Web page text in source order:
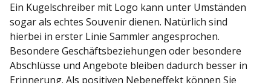
Ein Kugelschreiber mit Logo kann unter Umständen
sogar als echtes Souvenir dienen. Natürlich sind
hierbei in erster Linie Sammler angesprochen.
Besondere Geschäftsbeziehungen oder besondere
Abschlüsse und Angebote bleiben dadurch besser in
Erinnerung. Als positiven Nebeneffekt können Sie